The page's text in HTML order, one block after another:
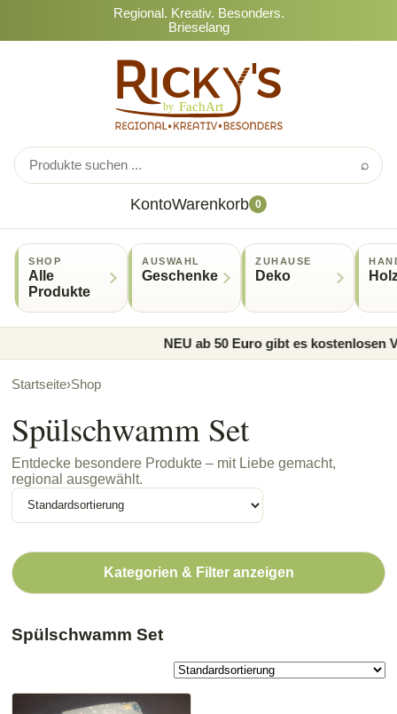
Regional. Kreativ. Besonders.
Brieselang
⌕
KontoWarenkorb 0
SHOP
Alle
Produkte
AUSWAHL
Geschenke
ZUHAUSE
Deko
NEU ab 50 Euro gibt es kostenlosen
Startseite›Shop
Spülschwamm Set
Entdecke besondere Produkte – mit Liebe gemacht,
regional ausgewählt.
Kategorien & Filter anzeigen
Spülschwamm Set
Dieses